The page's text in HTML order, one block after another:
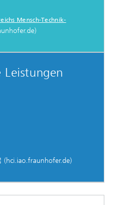
Mensch-Technik-
(hci.iao.fraunhofer.de)